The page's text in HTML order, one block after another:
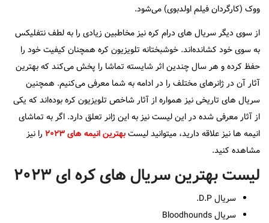
ووک (کارگردان فیلم اولدبوی) می‌شود.
از سوی دیگر سریال های درام کره نیز مخاطبین زیادی را به لطف نتفلیکس
به سوی خود کشانده‌اند. خوشبختانه تلویزیون کره همچنان کیفیت خود را
حفظ کرده و هر سال چندین اثر شایسته تماشا را پخش می‌کند که بهترین
آثار آن در ژانرهای مختلف را در ادامه به شما معرفی می‌کنیم. همچنین
سریال های تاریخی نیز همواره از آثار شاخص تلویزیون کره بوده‌اند که یکی
از آثار معرفی شده در این لیست نیز به این ژانر تعلق دارد. اگر به تماشای
انیمه ها نیز علاقه دارید، میتوانید لیستبهترین انیمه های ۲۰۲۳
را نیز
مشاهده کنید.
لیست بهترین سریال های کره ای ۲۰۲۳
سریال D.P.
سریال Bloodhounds